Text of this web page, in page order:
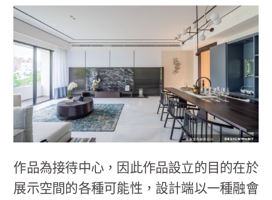
作品為接待中心，因此作品設立的目的在於
展示空間的各種可能性，設計端以一種融會